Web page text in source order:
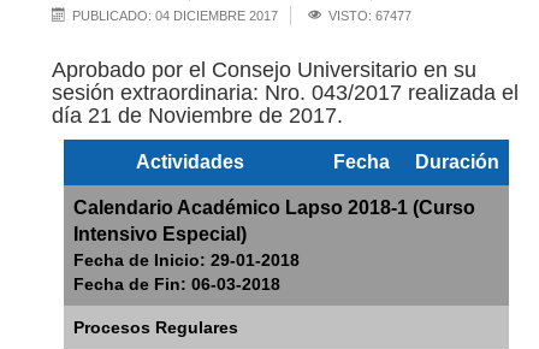
PUBLICADO: 04 DICIEMBRE 2017
VISTO: 67477
Aprobado por el Consejo Universitario en su
sesión extraordinaria: Nro. 043/2017 realizada el
día 21 de Noviembre de 2017.
Actividades Fecha Duración
Calendario Académico Lapso 2018-1 (Curso
Intensivo Especial)
Fecha de Inicio: 29-01-2018
Fecha de Fin: 06-03-2018
Procesos Regulares